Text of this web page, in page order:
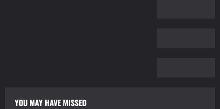
YOU MAY HAVE MISSED